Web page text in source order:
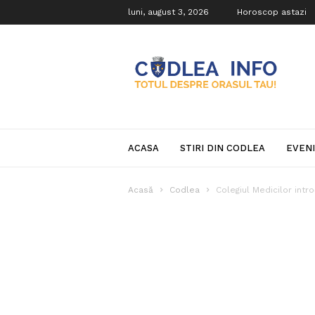
luni, august 3, 2026 Horoscop astazi
Info
ACASA STIRI DIN CODLEA
Acasă Codlea Colegiul Medicilor